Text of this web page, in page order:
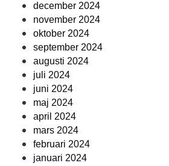
december 2024
november 2024
oktober 2024
september 2024
augusti 2024
juli 2024
juni 2024
maj 2024
april 2024
mars 2024
februari 2024
januari 2024